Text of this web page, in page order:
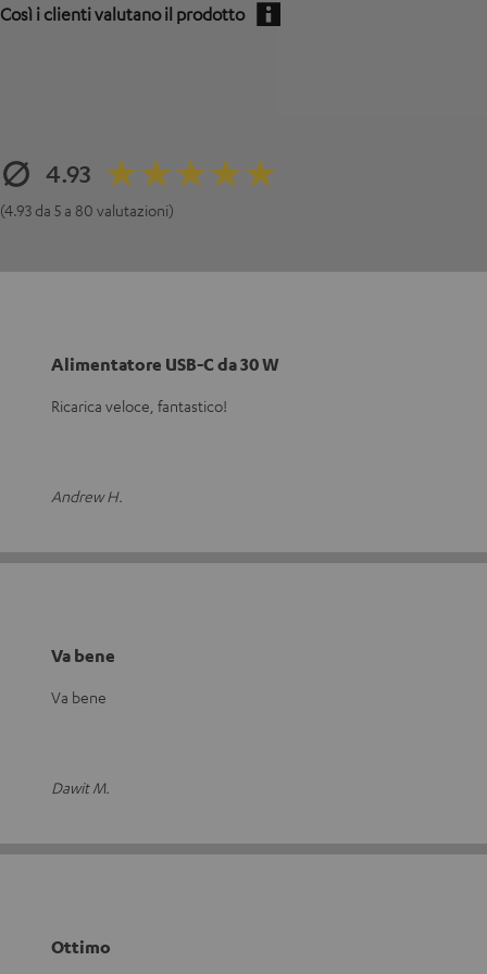
Così i clienti valutano il prodotto
4.93
(4.93 da 5 a 80 valutazioni)
Alimentatore USB-C da 30 W
Ricarica veloce, fantastico!
Andrew H.
Va bene
Va bene
Dawit M.
Ottimo